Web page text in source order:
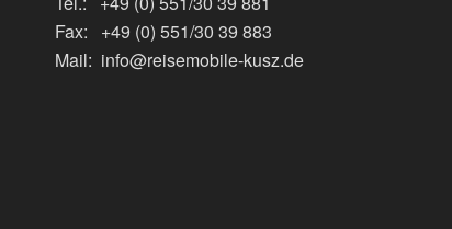
Fax: +49 (0) 551/30 39 883
Mail: info@reisemobile-kusz.de